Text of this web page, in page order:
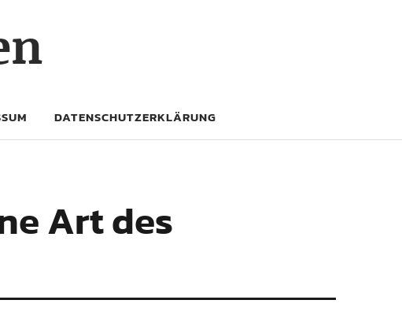
DATENSCHUTZERKLÄRUNG
Art des